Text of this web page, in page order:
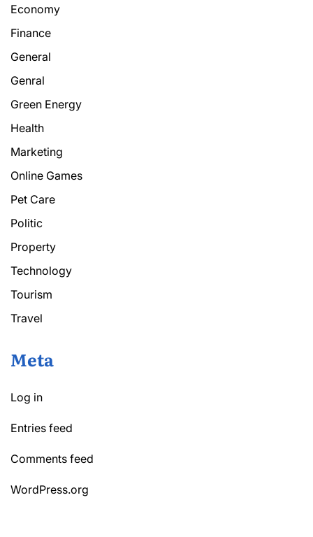
Economy
Finance
General
Genral
Green Energy
Health
Marketing
Online Games
Pet Care
Politic
Property
Technology
Tourism
Travel
Meta
Log in
Entries feed
Comments feed
WordPress.org